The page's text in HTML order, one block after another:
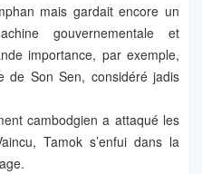
mais gardait encore un
gouvernementale et
importance, par exemple,
de Son Sen, considéré jadis
cambodgien a attaqué les
Tamok s’enfui dans la